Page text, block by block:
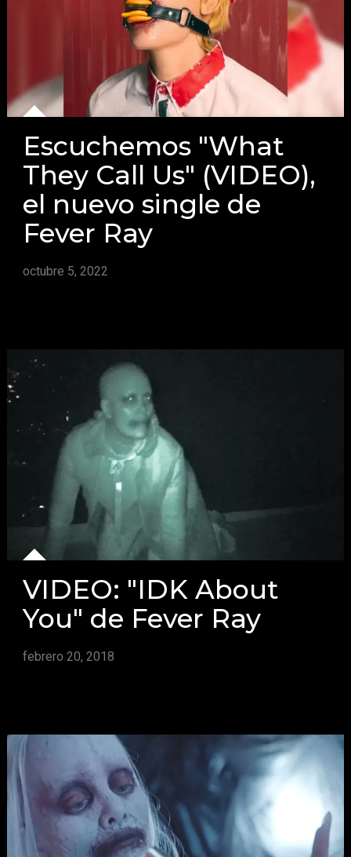
Escuchemos "What
They Call Us" (VIDEO),
el nuevo single de
Fever Ray
octubre 5, 2022
VIDEO: "IDK About
You" de Fever Ray
febrero 20, 2018